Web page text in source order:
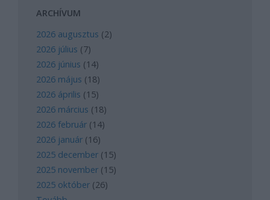
ARCHÍVUM
2026 augusztus (2)
2026 július (7)
2026 június (14)
2026 május (18)
2026 április (15)
2026 március (18)
2026 február (14)
2026 január (16)
2025 december (15)
2025 november (15)
2025 október (26)